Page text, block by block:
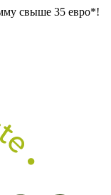
свыше 35 евро*!